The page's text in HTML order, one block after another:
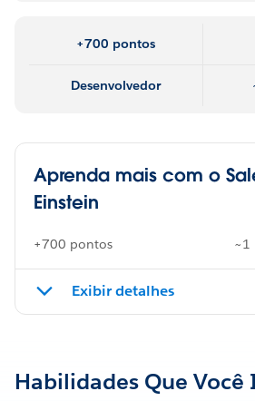
+700 pontos
Desenvolvedor
Aprenda mais com o
Einstein
+700 pontos ~1
Exibir detalhes
Habilidades Que